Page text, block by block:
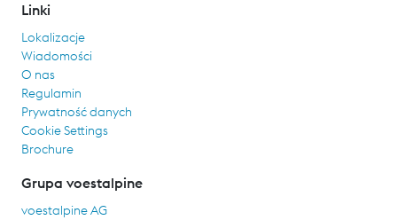
Linki
Lokalizacje
Wiadomości
O nas
Regulamin
Prywatność danych
Cookie Settings
Brochure
Grupa voestalpine
voestalpine AG